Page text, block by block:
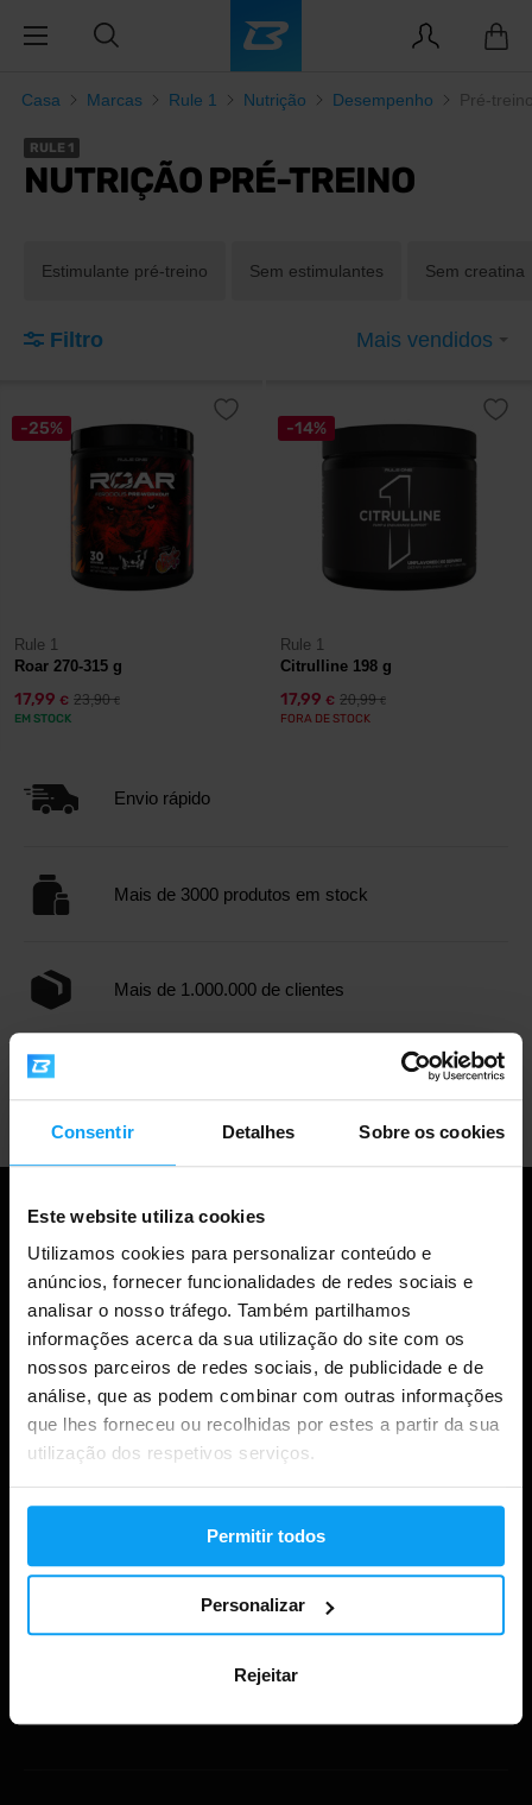
Consentir Detalhes Sobre os cookies
Este website utiliza cookies
Utilizamos cookies para personalizar conteúdo e
anúncios, fornecer funcionalidades de redes sociais e
analisar o nosso tráfego. Também partilhamos
informações acerca da sua utilização do site com os
nossos parceiros de redes sociais, de publicidade e de
análise, que as podem combinar com outras informações
que lhes forneceu ou recolhidas por estes a partir da sua
utilização dos respetivos serviços.
Permitir todos
Personalizar
Rejeitar
Casa Marcas Rule 1 Nutrição Desempenho Pré-
RULE 1
NUTRIÇÃO PRÉ-TREINO
Estimulante pré-treino Sem estimulantes Sem creatina
Filtro Mais vendidos
-25%
Rule 1
Roar 270-315 g
17,99 € 23,90€
EM STOCK
-14%
Rule 1
Citrulline 198 g
17,99 € 20,99€
FORA DE STOCK
Envio rápido
Mais de 3000 produtos em stock
Mais de 1.000.000 de clientes
Compras
Acompanha a tua encomenda
Cartões de oferta